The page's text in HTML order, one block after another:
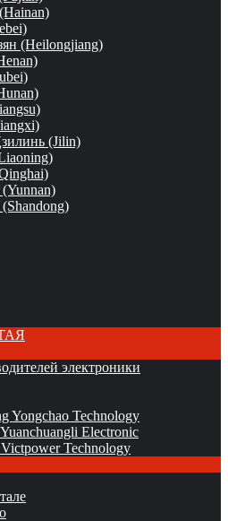
(Heilongjiang)
(Jilin)
электроники
Yongchao Technology
Electronic
Victpower Technology